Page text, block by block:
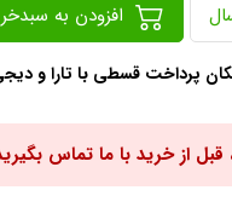
پرداخت قسطی با تارا و
قبل از خرید با ما تماس